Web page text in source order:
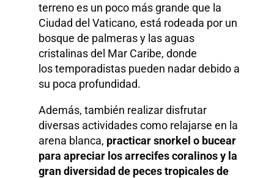
terreno es un poco más grande que la
Ciudad del Vaticano, está rodeada por un
bosque de palmeras y las aguas
cristalinas del Mar Caribe, donde
los temporadistas pueden nadar debido a
su poca profundidad.
Además, también realizar disfrutar
diversas actividades como relajarse en la
arena blanca, practicar snorkel o bucear
para apreciar los arrecifes coralinos y la
gran diversidad de peces tropicales de